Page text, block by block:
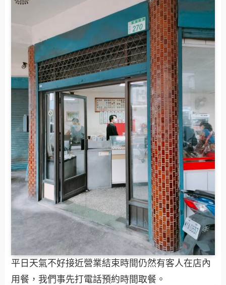
平日天氣不好接近營業結束時間仍然有客人在店內
用餐，我們事先打電話預約時間取餐。